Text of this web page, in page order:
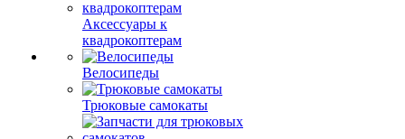
Аксессуары к
квадрокоптерам
Велосипеды
Трюковые самокаты